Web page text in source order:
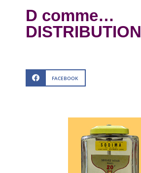
D comme…
DISTRIBUTION
FACEBOOK